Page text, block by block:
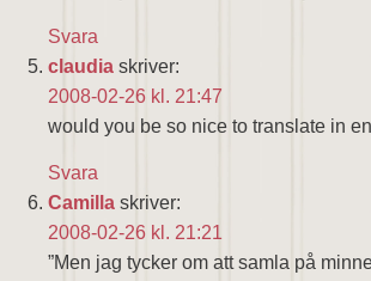
Svara
claudia skriver:
2008-02-26 kl. 21:47
would you be so nice to translate in
Svara
Camilla skriver:
2008-02-26 kl. 21:21
”Men jag tycker om att samla på